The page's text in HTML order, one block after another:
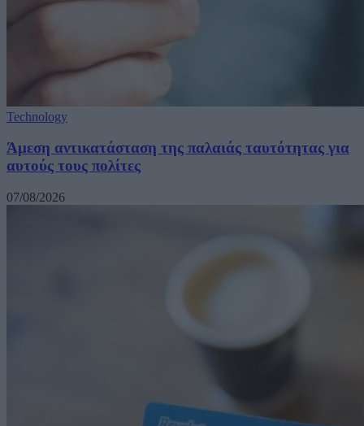
Technology
Άμεση αντικατάσταση της παλαιάς ταυτότητας για
αυτούς τους πολίτες
07/08/2026